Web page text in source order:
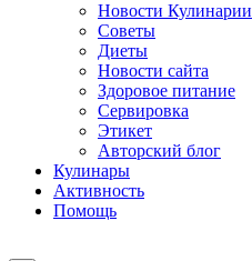
Новости Кулинарии
Советы
Диеты
Новости сайта
Здоровое питание
Сервировка
Этикет
Авторский блог
Кулинары
Активность
Помощь